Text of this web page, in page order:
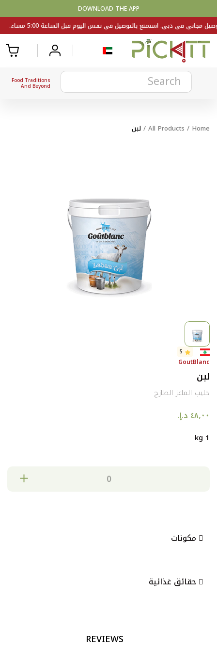
DOWNLOAD THE APP
Food Traditions
And Beyond
Home
/
All Products
/ لبن
5
GoutBlanc
لبن
حليب الماعز الطازج
1 kg
مكونات
حقائق غذائية
REVIEWS